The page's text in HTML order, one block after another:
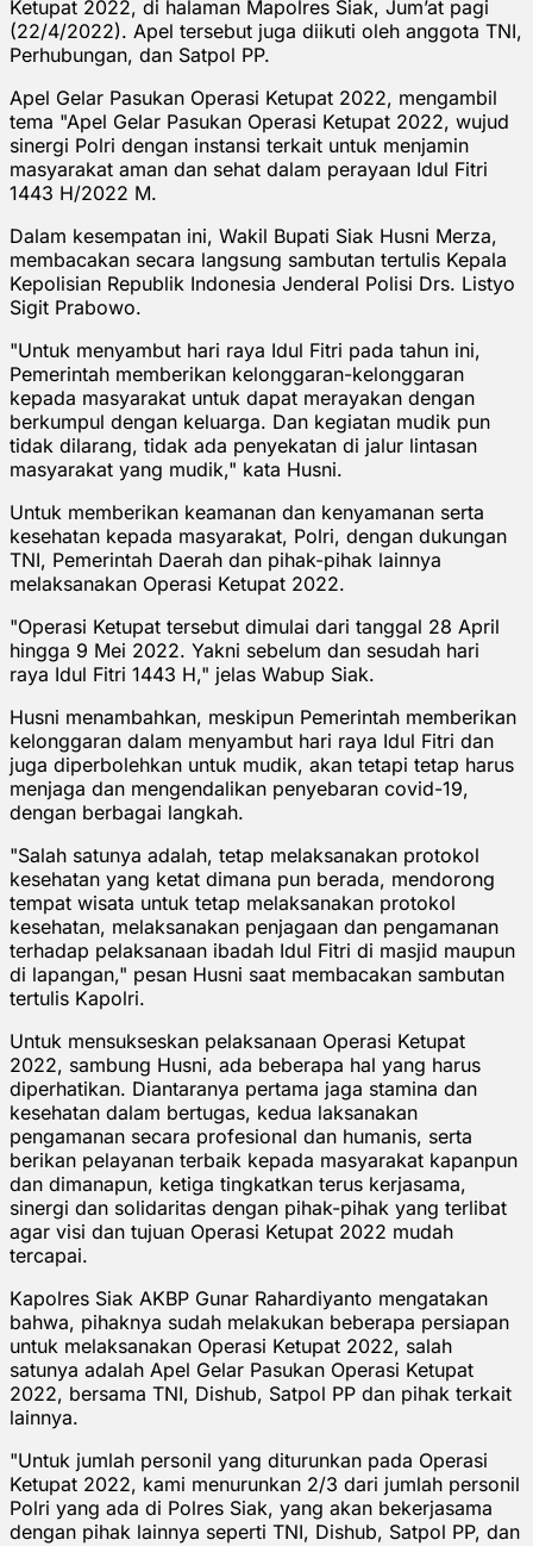
Ketupat 2022, di halaman Mapolres Siak, Jum’at pagi
(22/4/2022). Apel tersebut juga diikuti oleh anggota TNI,
Perhubungan, dan Satpol PP.
Apel Gelar Pasukan Operasi Ketupat 2022, mengambil
tema "Apel Gelar Pasukan Operasi Ketupat 2022, wujud
sinergi Polri dengan instansi terkait untuk menjamin
masyarakat aman dan sehat dalam perayaan Idul Fitri
1443 H/2022 M.
Dalam kesempatan ini, Wakil Bupati Siak Husni Merza,
membacakan secara langsung sambutan tertulis Kepala
Kepolisian Republik Indonesia Jenderal Polisi Drs. Listyo
Sigit Prabowo.
"Untuk menyambut hari raya Idul Fitri pada tahun ini,
Pemerintah memberikan kelonggaran-kelonggaran
kepada masyarakat untuk dapat merayakan dengan
berkumpul dengan keluarga. Dan kegiatan mudik pun
tidak dilarang, tidak ada penyekatan di jalur lintasan
masyarakat yang mudik," kata Husni.
Untuk memberikan keamanan dan kenyamanan serta
kesehatan kepada masyarakat, Polri, dengan dukungan
TNI, Pemerintah Daerah dan pihak-pihak lainnya
melaksanakan Operasi Ketupat 2022.
"Operasi Ketupat tersebut dimulai dari tanggal 28 April
hingga 9 Mei 2022. Yakni sebelum dan sesudah hari
raya Idul Fitri 1443 H," jelas Wabup Siak.
Husni menambahkan, meskipun Pemerintah memberikan
kelonggaran dalam menyambut hari raya Idul Fitri dan
juga diperbolehkan untuk mudik, akan tetapi tetap harus
menjaga dan mengendalikan penyebaran covid-19,
dengan berbagai langkah.
"Salah satunya adalah, tetap melaksanakan protokol
kesehatan yang ketat dimana pun berada, mendorong
tempat wisata untuk tetap melaksanakan protokol
kesehatan, melaksanakan penjagaan dan pengamanan
terhadap pelaksanaan ibadah Idul Fitri di masjid maupun
di lapangan," pesan Husni saat membacakan sambutan
tertulis Kapolri.
Untuk mensukseskan pelaksanaan Operasi Ketupat
2022, sambung Husni, ada beberapa hal yang harus
diperhatikan. Diantaranya pertama jaga stamina dan
kesehatan dalam bertugas, kedua laksanakan
pengamanan secara profesional dan humanis, serta
berikan pelayanan terbaik kepada masyarakat kapanpun
dan dimanapun, ketiga tingkatkan terus kerjasama,
sinergi dan solidaritas dengan pihak-pihak yang terlibat
agar visi dan tujuan Operasi Ketupat 2022 mudah
tercapai.
Kapolres Siak AKBP Gunar Rahardiyanto mengatakan
bahwa, pihaknya sudah melakukan beberapa persiapan
untuk melaksanakan Operasi Ketupat 2022, salah
satunya adalah Apel Gelar Pasukan Operasi Ketupat
2022, bersama TNI, Dishub, Satpol PP dan pihak terkait
lainnya.
"Untuk jumlah personil yang diturunkan pada Operasi
Ketupat 2022, kami menurunkan 2/3 dari jumlah personil
Polri yang ada di Polres Siak, yang akan bekerjasama
dengan pihak lainnya seperti TNI, Dishub, Satpol PP, dan